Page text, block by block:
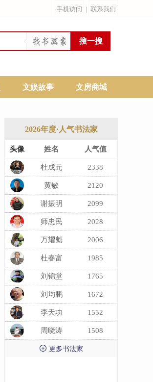
手机访问 | 联系我们
文娱故事 文房商城
2026年度·人气书法家
头像 姓名 人气值
杜成元 2338
黄敏 2120
​谢振明 2099
师忠民 2028
万耀魁 2006
杜春富 1985
刘锦堂 1765
刘均鹏 1672
李天功 1552
周晓涛 1508
 更多书法家